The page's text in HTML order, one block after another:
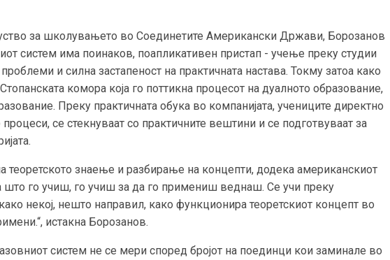
за школувањето во Соединетите Американски Држави, Борозанов
систем има поинаков, поапликативен пристап - учење преку студии
и силна застапеност на практичната настава. Токму затоа како
комора која го поттикна процесот на дуалното образование,
Преку практичната обука во компанијата, учениците директно
се стекнуваат со практичните вештини и се подготвуваат за
теоретското знаење и разбирање на концепти, додека американскиот
што го учиш, го учиш за да го примениш веднаш. Се учи преку
некој, нешто направил, како функционира теоретскиот концепт во
истакна Борозанов.
систем не се мери според бројот на поединци кои заминале во